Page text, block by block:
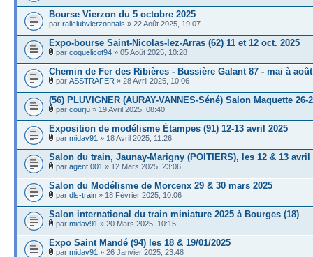
Bourse Vierzon du 5 octobre 2025
par railclubvierzonnais » 22 Août 2025, 19:07
Expo-bourse Saint-Nicolas-lez-Arras (62) 11 et 12 oct. 2025
par coquelicot94 » 05 Août 2025, 10:28
Chemin de Fer des Ribières - Bussière Galant 87 - mai à août
par ASSTRAFER » 28 Avril 2025, 10:06
(56) PLUVIGNER (AURAY-VANNES-Séné) Salon Maquette 26-
par courju » 19 Avril 2025, 08:40
Exposition de modélisme Étampes (91) 12-13 avril 2025
par midav91 » 18 Avril 2025, 11:26
Salon du train, Jaunay-Marigny (POITIERS), les 12 & 13 avril
par agent 001 » 12 Mars 2025, 23:06
Salon du Modélisme de Morcenx 29 & 30 mars 2025
par dls-train » 18 Février 2025, 10:06
Salon international du train miniature 2025 à Bourges (18)
par midav91 » 20 Mars 2025, 10:15
Expo Saint Mandé (94) les 18 & 19/01/2025
par midav91 » 26 Janvier 2025, 23:48